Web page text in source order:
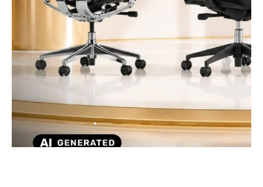
Folie laden 1 von 5
Folie laden 2 von 5
Folie laden 3 von 5
Folie laden 4 von 5
Folie laden 5